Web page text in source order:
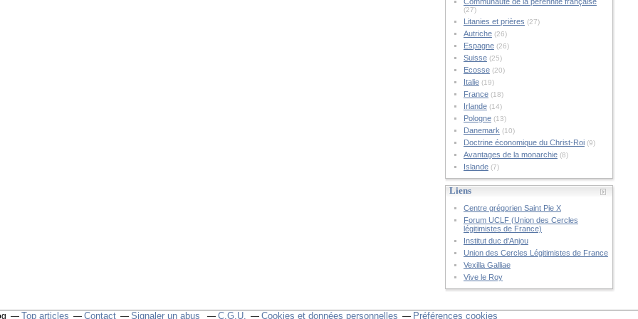
(27)
Litanies et prières (27)
Autriche(26)
Espagne(26)
Suisse(25)
Ecosse(20)
Italie(19)
France(18)
Irlande(14)
Pologne(13)
Danemark (10)
Doctrine économique du Christ-Roi(9)
Avantages de la monarchie(8)
Islande(7)
Liens
Centre grégorien Saint Pie X
Forum UCLF (Union des Cercles
légitimistes de France)
Institut duc d'Anjou
Union des Cercles Légitimistes de France
Vexilla Galliae
Vive le Roy
Top articles Contact Signaler un abus C.G.U. Cookies et données personnelles Préférences cookies